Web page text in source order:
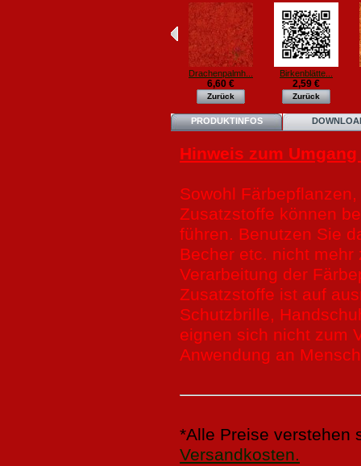
Drachenpalmh...
6,60 €
Zurück
Birkenblätte...
2,59 €
Zurück
PRODUKTINFOS
Hinweis zum
Sowohl
Zusatzstoffe können
führen. Benutzen Sie
Becher etc. nicht
Verarbeitung der
Zusatzstoffe ist auf
Schutzbrille,
eignen sich nicht zum
Anwendung an
*Alle Preise verstehen
Versandkosten.